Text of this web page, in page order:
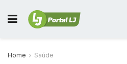
Home Saúde